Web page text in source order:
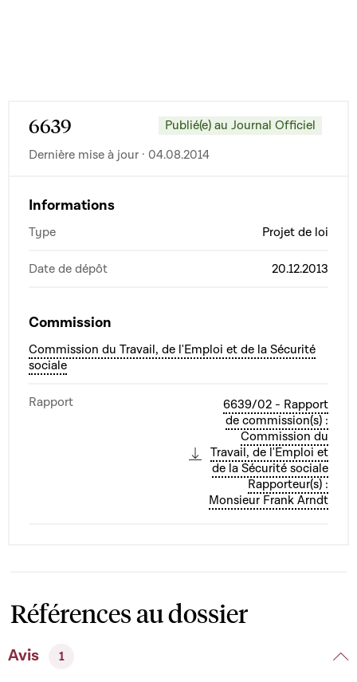
6639
Publié(e) au Journal Officiel
Dernière mise à jour · 04.08.2014
Informations
Type Projet de loi
Date de dépôt 20.12.2013
Commission
Commission du Travail, de l'Emploi et de la Sécurité
sociale
Rapport
6639/02 - Rapport
de commission(s) :
Commission du
Travail, de l'Emploi et
de la Sécurité sociale
Rapporteur(s) :
Monsieur Frank Arndt
Références au dossier
Avis 1